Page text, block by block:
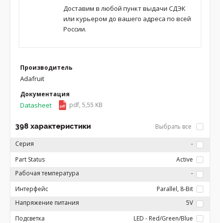
Доставим в любой пункт выдачи СДЭК
или курьером до вашего адреса по всей
России.
Производитель
Adafruit
Документация
Datasheet pdf, 5,55 KB
398 характеристики Выбрать все
Серия
-
Part Status
Active
Рабочая температура
-
Интерфейс
Parallel, 8-Bit
Напряжение питания
5V
Подсветка
LED - Red/Green/Blue